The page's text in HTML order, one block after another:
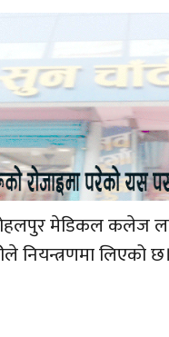
मेडिकल कलेज
नियन्त्रणमा लिएको छ।